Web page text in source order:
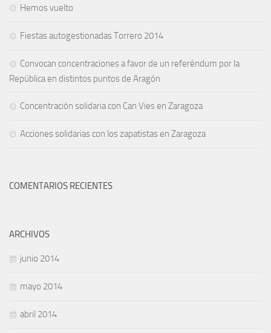
Hemos vuelto
Fiestas autogestionadas Torrero 2014
Convocan concentraciones a favor de un referéndum por la
República en distintos puntos de Aragón
Concentración solidaria con Can Vies en Zaragoza
Acciones solidarias con los zapatistas en Zaragoza
COMENTARIOS RECIENTES
ARCHIVOS
junio 2014
mayo 2014
abril 2014